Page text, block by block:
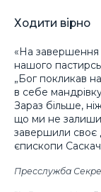
Ходити вірно
«На завершення
нашого
„Бог покликав
в себе
Зараз більше,
що ми не
завершили своє
єпископи
Пресслужба